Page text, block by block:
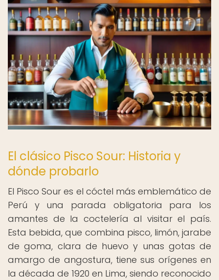
El clásico Pisco Sour: Historia y
dónde probarlo
El Pisco Sour es el cóctel más emblemático de
Perú y una parada obligatoria para los
amantes de la coctelería al visitar el país.
Esta bebida, que combina pisco, limón, jarabe
de goma, clara de huevo y unas gotas de
amargo de angostura, tiene sus orígenes en
la década de 1920 en Lima, siendo reconocido